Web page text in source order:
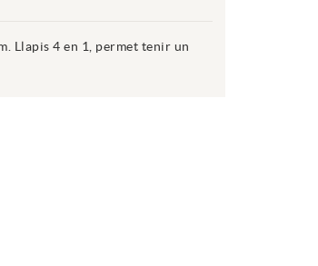
Llapis 4 en 1, permet tenir un